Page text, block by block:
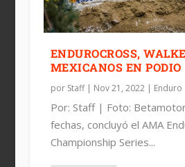
ENDUROCROSS,
MEXICANOS EN PODIO
por Staff| Nov 21, 2022| Enduro
Por: Staff | Foto:
fechas, concluyó el AMA
Championship Series...